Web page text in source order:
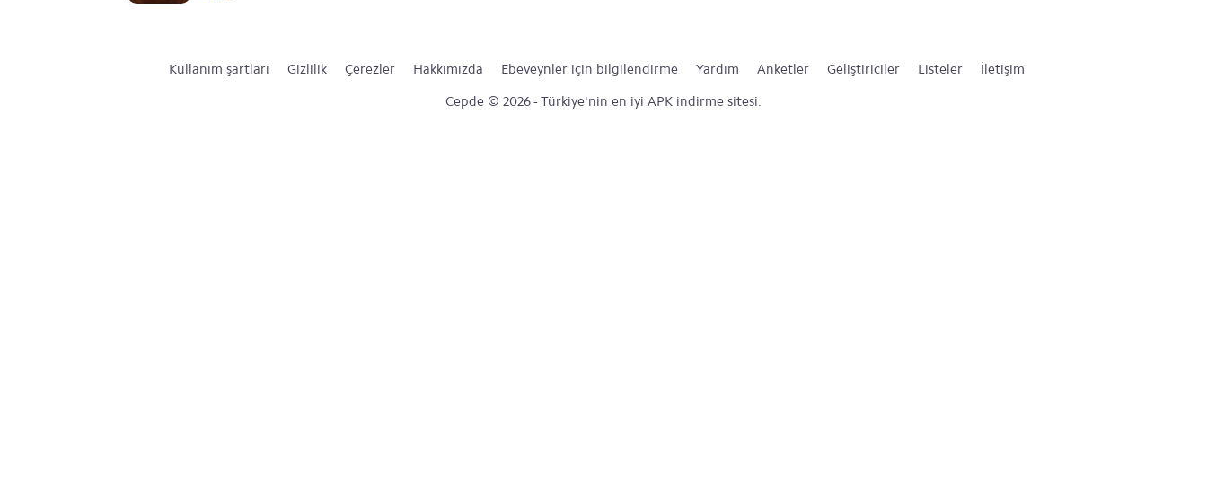
Kullanım şartları Gizlilik Çerezler Hakkımızda Ebeveynler için bilgilendirme Yardım Anketler Geliştiriciler Listeler
İletişim
Cepde © 2026 - Türkiye'nin en iyi APK indirme sitesi.